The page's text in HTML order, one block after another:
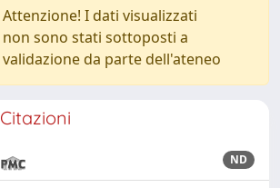
Attenzione! I dati visualizzati
non sono stati sottoposti a
validazione da parte dell'ateneo
Citazioni
ND